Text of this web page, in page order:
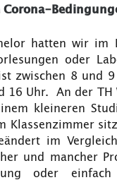
Corona-
hatten wir im
oder
zwischen 8 und
16 Uhr. An der TH
kleineren
Klassenzimmer
im
und mancher
oder